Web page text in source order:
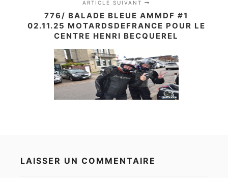
ARTICLE SUIVANT
776/ BALADE BLEUE AMMDF #1
02.11.25 MOTARDSDEFRANCE POUR LE
CENTRE HENRI BECQUEREL
LAISSER UN COMMENTAIRE